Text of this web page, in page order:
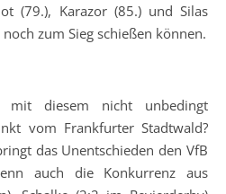
(79.), Karazor (85.) und Silas
zum Sieg schießen können.
diesem nicht unbedingt
vom Frankfurter Stadtwald?
das Unentschieden den VfB
auch die Konkurrenz aus